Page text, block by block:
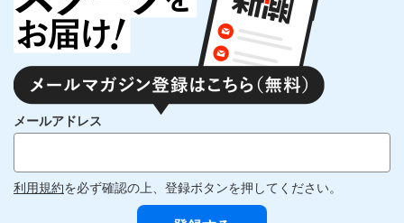
メールアドレス
利用規約を必ず確認の上、登録ボタンを押してください。